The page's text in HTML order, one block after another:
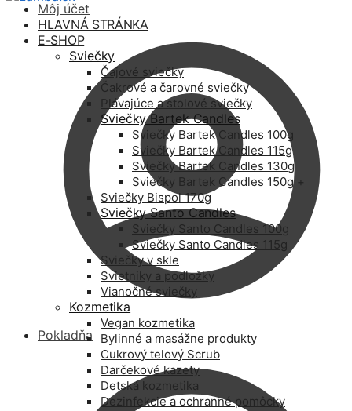
Môj účet
Pokladňa
HLAVNÁ STRÁNKA
E-SHOP
Sviečky
Čajové sviečky
Čakrové a čarovné sviečky
Plávajúce a stolové sviečky
Sviečky Bartek Candles
Sviečky Bartek Candles 100g
Sviečky Bartek Candles 115g
Sviečky Bartek Candles 130g
Sviečky Bartek Candles 150g +
Sviečky Bispol 170g
Sviečky Santo Candles
Sviečky Santo Candles 100g
Sviečky Santo Candles 115g
Sviečky v skle
Svietniky a podložky
Vianočné sviečky
Kozmetika
Vegan kozmetika
Bylinné a masážne produkty
Cukrový telový Scrub
Darčekové kazety
Detská kozmetika
Dezinfekcie a ochranné pomôcky